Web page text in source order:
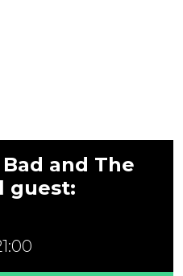
and The
guest: